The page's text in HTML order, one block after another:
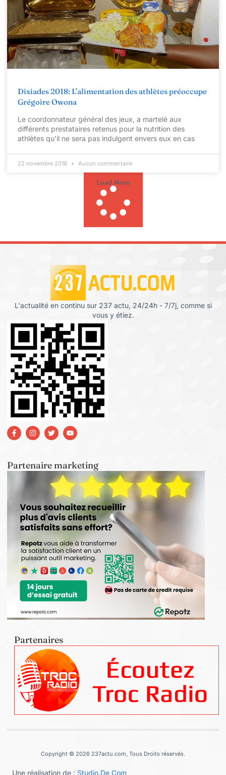
Dixiades 2018: L’alimentation des athlètes préoccupe
Grégoire Owona
Le coordonnateur général des jeux, a martelé aux
différents prestataires retenus pour la nutrition des
athlètes qu’il ne sera pas indulgent envers eux en cas
22 novembre 2018 Aucun commentaire
Load More
L'actualité en continu sur 237 actu, 24/24h - 7/7j, comme si
vous y étiez.
Partenaire marketing
Partenaires
Copyright © 2026 237actu.com, Tous Droits réservés.
Une réalisation de : Studio De Com